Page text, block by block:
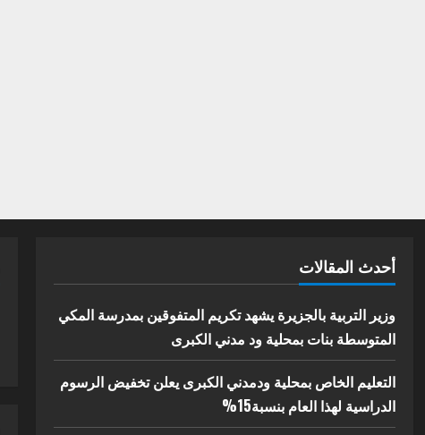
أحدث المقالات
وزير التربية بالجزيرة يشهد تكريم المتفوقين بمدرسة المكي
المتوسطة بنات بمحلية ود مدني الكبرى
التعليم الخاص بمحلية ودمدني الكبرى يعلن تخفيض الرسوم
الدراسية لهذا العام بنسبة15%